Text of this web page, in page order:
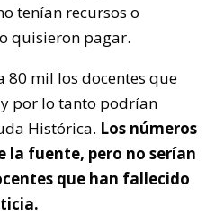
tenían recursos o
quisieron pagar.
80 mil los docentes que
por lo tanto podrían
Histórica. Los números
la fuente, pero no serían
que han fallecido